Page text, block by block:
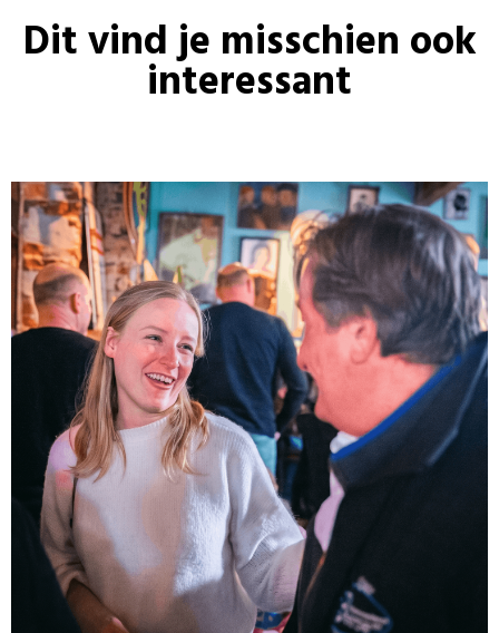
Dit vind je misschien ook
interessant